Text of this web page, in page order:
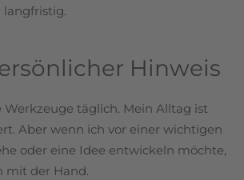
langfristig.
Hinweis
täglich. Mein Alltag ist
Aber wenn ich vor einer wichtigen
oder eine Idee entwickeln möchte,
mit der Hand.